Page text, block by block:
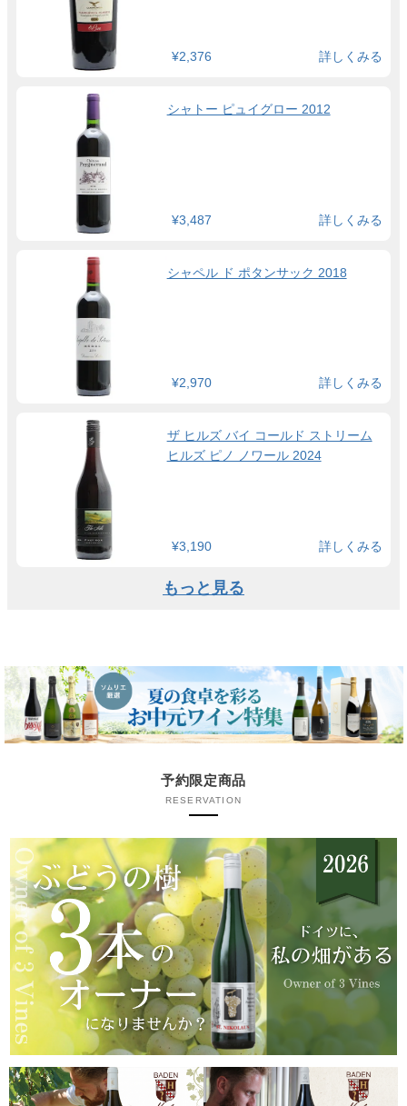
¥2,376 詳しくみる
シャトー ピュイグロー 2012
¥3,487 詳しくみる
シャペル ド ポタンサック 2018
¥2,970 詳しくみる
ザ ヒルズ バイ コールド ストリーム
ヒルズ ピノ ノワール 2024
¥3,190 詳しくみる
もっと見る
予約限定商品
RESERVATION